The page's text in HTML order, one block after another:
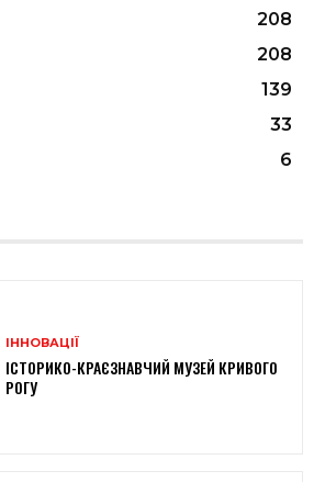
208
208
139
33
6
ІННОВАЦІЇ
ІСТОРИКО-КРАЄЗНАВЧИЙ МУЗЕЙ КРИВОГО
РОГУ